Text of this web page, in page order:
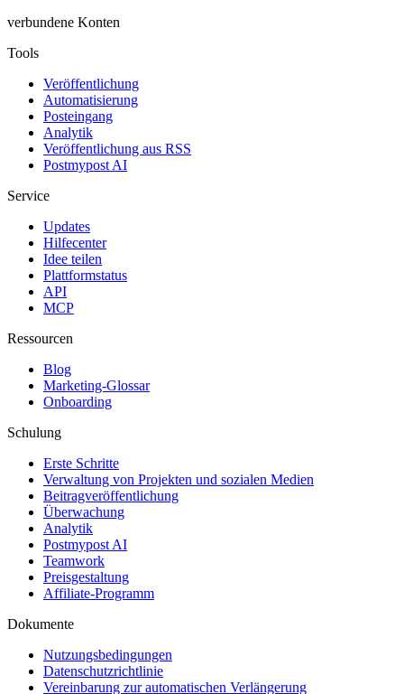
verbundene Konten
Tools
Veröffentlichung
Automatisierung
Posteingang
Analytik
Veröffentlichung aus RSS
Postmypost AI
Service
Updates
Hilfecenter
Idee teilen
Plattformstatus
API
MCP
Ressourcen
Blog
Marketing-Glossar
Onboarding
Schulung
Erste Schritte
Verwaltung von Projekten und sozialen Medien
Beitragveröffentlichung
Überwachung
Analytik
Postmypost AI
Teamwork
Preisgestaltung
Affiliate-Programm
Dokumente
Nutzungsbedingungen
Datenschutzrichtlinie
Vereinbarung zur automatischen Verlängerung